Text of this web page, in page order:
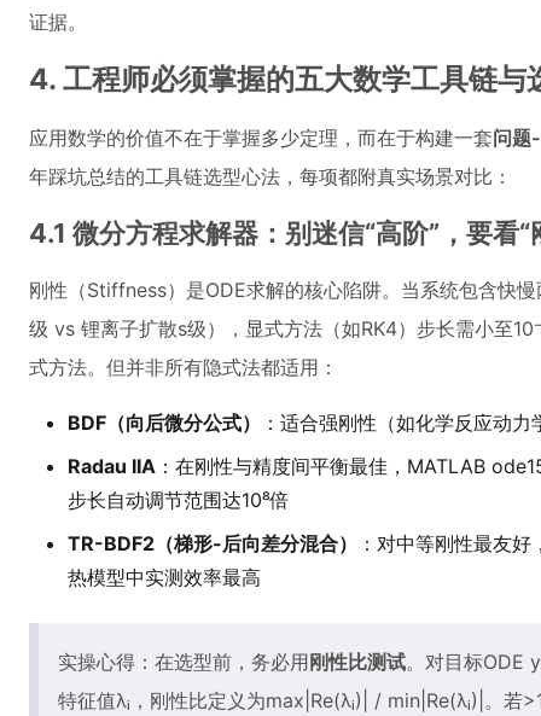
证据。
4. 工程师必须掌握的五大数学工具链与
应用数学的价值不在于掌握多少定理，而在于构建一套问题
年踩坑总结的工具链选型心法，每项都附真实场景对比：
4.1 微分方程求解器：别迷信“高阶”，要看“
刚性（Stiffness）是ODE求解的核心陷阱。当系统包含快
级 vs 锂离子扩散s级），显式方法（如RK4）步长需小至
式方法。但并非所有隐式法都适用：
BDF（向后微分公式）
：适合强刚性（如化学反应动
Radau IIA ：在刚性与精度间平衡最佳，MATLAB
步长自动调节范围达10⁸倍
TR-BDF2（梯形-后向差分混合）
：对中等刚性最友
热模型中实测效率最高
实操心得：在选型前，务必用 刚性比测试。对目标ODE
特征值λᵢ，刚性比定义为max|Re(λᵢ)| / min|Re(λᵢ)|。若